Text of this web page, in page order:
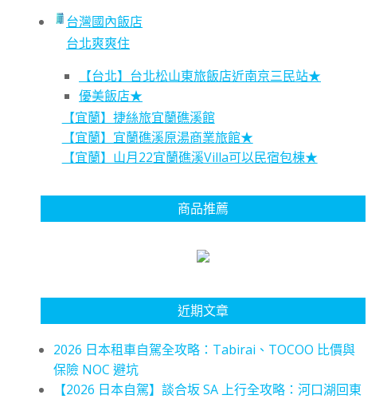
台灣國內飯店
台北爽爽住
【台北】台北松山東旅飯店近南京三民站★
優美飯店★
【宜蘭】捷絲旅宜蘭礁溪館
【宜蘭】宜蘭礁溪原湯商業旅館★
【宜蘭】山月22宜蘭礁溪Villa可以民宿包棟★
商品推薦
近期文章
2026 日本租車自駕全攻略：Tabirai、TOCOO 比價與
保險 NOC 避坑
【2026 日本自駕】談合坂 SA 上行全攻略：河口湖回東